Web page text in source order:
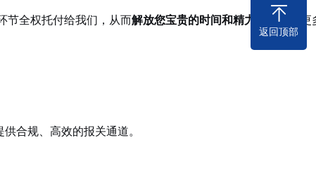
节全权托付给我们，从而解放您宝贵的时间和精力
，去开拓更
合规、高效的报关通道。
返回顶部